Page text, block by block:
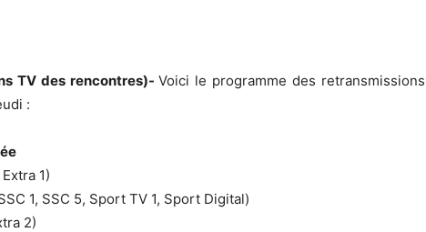
TV des rencontres)-Voici le programme des retransmissions
:
1)
1, SSC 5, Sport TV 1, Sport Digital)
2)